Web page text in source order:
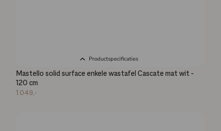
Productspecificaties
Mastello solid surface enkele wastafel Cascate mat wit -
120 cm
1.049,-